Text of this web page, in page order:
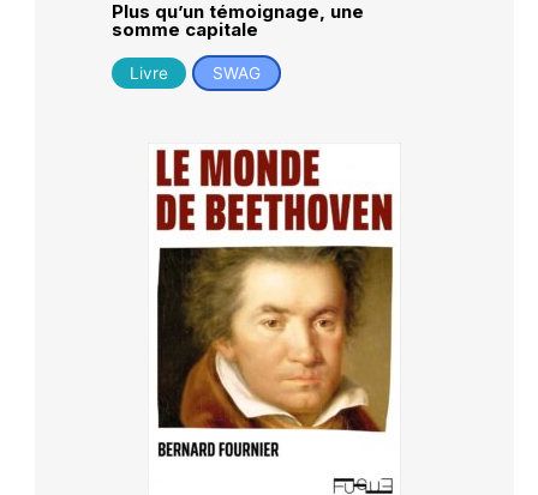
Plus qu’un témoignage, une
somme capitale
Livre SWAG